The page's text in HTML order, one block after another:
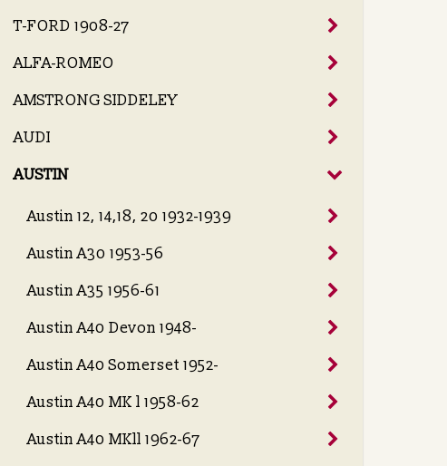
T-FORD 1908-27
ALFA-ROMEO
AMSTRONG SIDDELEY
AUDI
AUSTIN
Austin 12, 14,18, 20 1932-1939
Austin A30 1953-56
Austin A35 1956-61
Austin A40 Devon 1948-
Austin A40 Somerset 1952-
Austin A40 MK l 1958-62
Austin A40 MKll 1962-67